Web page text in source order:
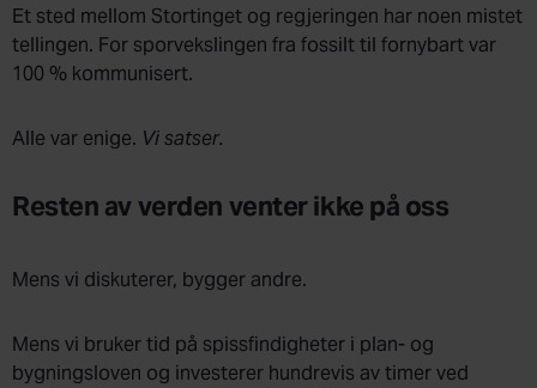
Et sted mellom Stortinget og regjeringen har noen mistet
tellingen. For sporvekslingen fra fossilt til fornybart var
100 % kommunisert.
Alle var enige. Vi satser.
Resten av verden venter ikke på oss
Mens vi diskuterer, bygger andre.
Mens vi bruker tid på spissfindigheter i plan- og
bygningsloven og investerer hundrevis av timer ved